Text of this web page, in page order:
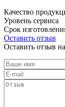
Качество
Уровень сервиса
Срок
Оставить отзыв
Оставить отзыв